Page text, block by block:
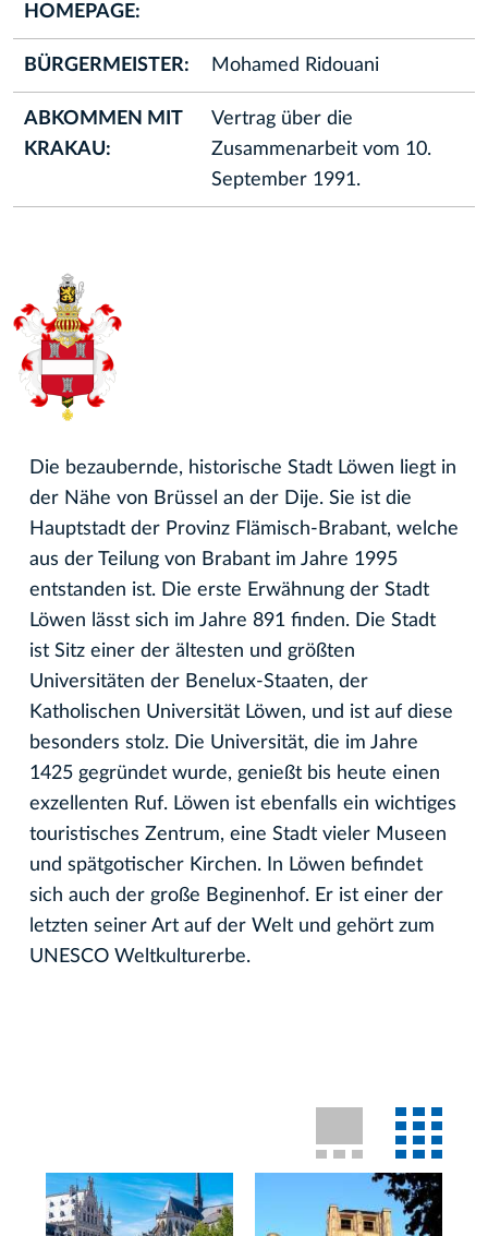
HOMEPAGE:
BÜRGERMEISTER: Mohamed Ridouani
ABKOMMEN MIT
KRAKAU:
Vertrag über die
Zusammenarbeit vom 10.
September 1991.
Die bezaubernde, historische Stadt Löwen liegt in
der Nähe von Brüssel an der Dije. Sie ist die
Hauptstadt der Provinz Flämisch-Brabant, welche
aus der Teilung von Brabant im Jahre 1995
entstanden ist. Die erste Erwähnung der Stadt
Löwen lässt sich im Jahre 891 finden. Die Stadt
ist Sitz einer der ältesten und größten
Universitäten der Benelux-Staaten, der
Katholischen Universität Löwen, und ist auf diese
besonders stolz. Die Universität, die im Jahre
1425 gegründet wurde, genießt bis heute einen
exzellenten Ruf. Löwen ist ebenfalls ein wichtiges
touristisches Zentrum, eine Stadt vieler Museen
und spätgotischer Kirchen. In Löwen befindet
sich auch der große Beginenhof. Er ist einer der
letzten seiner Art auf der Welt und gehört zum
UNESCO Weltkulturerbe.